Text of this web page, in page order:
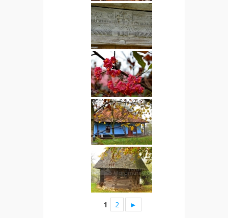
1 2 ►